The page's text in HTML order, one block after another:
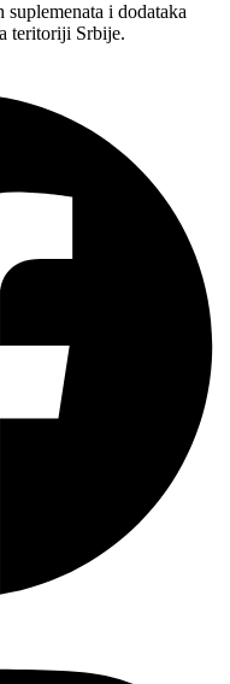
i dodataka
teritoriji Srbije.